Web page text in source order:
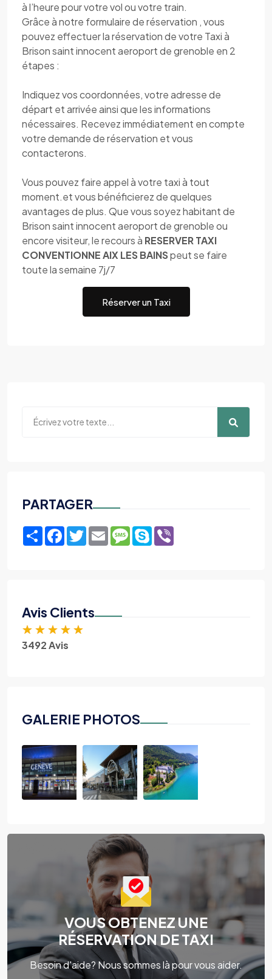
à l’heure pour votre vol ou votre train.
Grâce à notre formulaire de réservation , vous
pouvez effectuer la réservation de votre Taxi à
Brison saint innocent aeroport de grenoble en 2
étapes :
Indiquez vos coordonnées, votre adresse de
départ et arrivée ainsi que les informations
nécessaires. Recevez immédiatement en compte
votre demande de réservation et vous
contacterons.
Vous pouvez faire appel à votre taxi à tout
moment.et vous bénéficierez de quelques
avantages de plus. Que vous soyez habitant de
Brison saint innocent aeroport de grenoble ou
encore visiteur, le recours à RESERVER TAXI
CONVENTIONNE AIX LES BAINSpeut se faire
toute la semaine 7j/7
Réserver un Taxi
PARTAGER
ShareFacebook
TwitterEmailMessage
Skype
Avis Clients
★ ★ ★ ★ ★
3492 Avis
GALERIE PHOTOS
VOUS OBTENEZ UNE
RÉSERVATION DE TAXI
Besoin d'aide? Nous sommes là pour vous aider.